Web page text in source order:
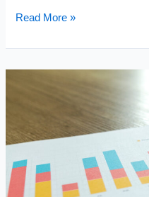
Définir
«
bon
C’est
la
mauvaise
Read More »